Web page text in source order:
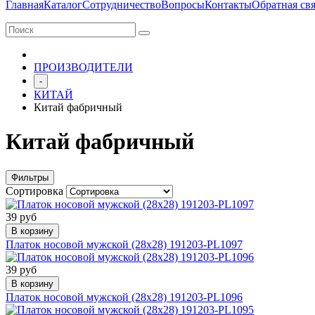
ГлавнаяКаталогСотрудничествоВопросыКонтактыОбратная
ПРОИЗВОДИТЕЛИ
-
КИТАЙ
Китай фабричный
Китай фабричный
Фильтры
Сортировка
39 руб
В корзину
Платок носовой мужской (28х28) 191203-PL1097
39 руб
В корзину
Платок носовой мужской (28х28) 191203-PL1096